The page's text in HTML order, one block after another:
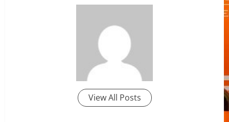
View All Posts